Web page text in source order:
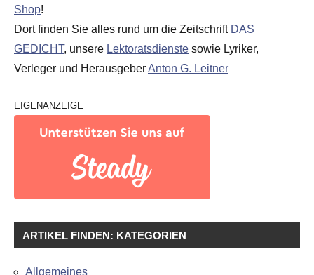
Shop!
Dort finden Sie alles rund um die Zeitschrift DAS
GEDICHT, unsere Lektoratsdienste sowie Lyriker,
Verleger und HerausgeberAnton G. Leitner
EIGENANZEIGE
ARTIKEL FINDEN: KATEGORIEN
Allgemeines